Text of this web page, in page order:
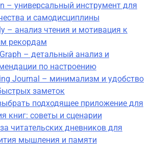
– универсальный инструмент для
и самодисциплины
– анализ чтения и мотивация к
рекордам
– детальный анализ и
по настроению
Journal – минимализм и удобство
заметок
подходящее приложение для
книг: советы и сценарии
читательских дневников для
мышления и памяти